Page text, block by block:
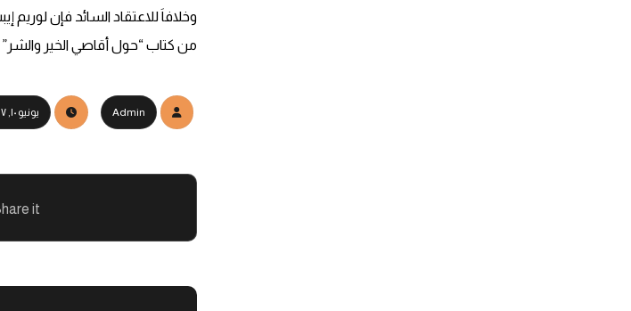
وخلافاَ للاعتقاد السائد فإن لوريم
من كتاب “حول أقاصي الخير والشر”
Admin يونيو ١٠, ٢٠١٧